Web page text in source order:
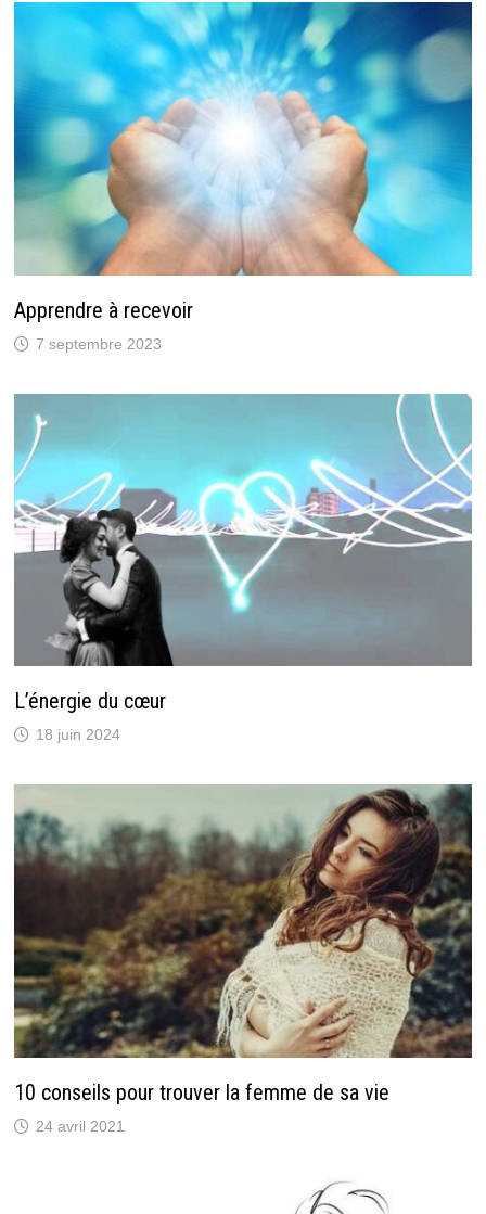
Apprendre à recevoir
7 septembre 2023
L’énergie du cœur
18 juin 2024
10 conseils pour trouver la femme de sa vie
24 avril 2021